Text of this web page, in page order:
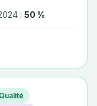
: 50 %